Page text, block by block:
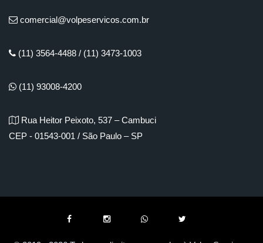
comercial@volpeservicos.com.br
(11) 3564-4488 / (11) 3473-1003
(11) 93008-4200
Rua Heitor Peixoto, 537 – Cambuci
CEP - 01543-001 / São Paulo – SP